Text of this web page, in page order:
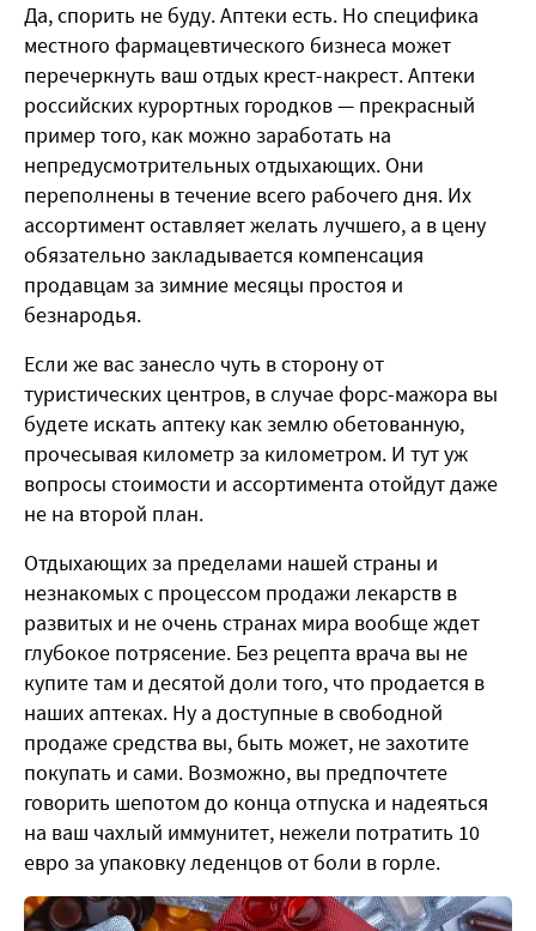
Да, спорить не буду. Аптеки есть. Но специфика
местного фармацевтического бизнеса может
перечеркнуть ваш отдых крест-накрест. Аптеки
российских курортных городков — прекрасный
пример того, как можно заработать на
непредусмотрительных отдыхающих. Они
переполнены в течение всего рабочего дня. Их
ассортимент оставляет желать лучшего, а в цену
обязательно закладывается компенсация
продавцам за зимние месяцы простоя и
безнародья.
Если же вас занесло чуть в сторону от
туристических центров, в случае форс-мажора вы
будете искать аптеку как землю обетованную,
прочесывая километр за километром. И тут уж
вопросы стоимости и ассортимента отойдут даже
не на второй план.
Отдыхающих за пределами нашей страны и
незнакомых с процессом продажи лекарств в
развитых и не очень странах мира вообще ждет
глубокое потрясение. Без рецепта врача вы не
купите там и десятой доли того, что продается в
наших аптеках. Ну а доступные в свободной
продаже средства вы, быть может, не захотите
покупать и сами. Возможно, вы предпочтете
говорить шепотом до конца отпуска и надеяться
на ваш чахлый иммунитет, нежели потратить 10
евро за упаковку леденцов от боли в горле.